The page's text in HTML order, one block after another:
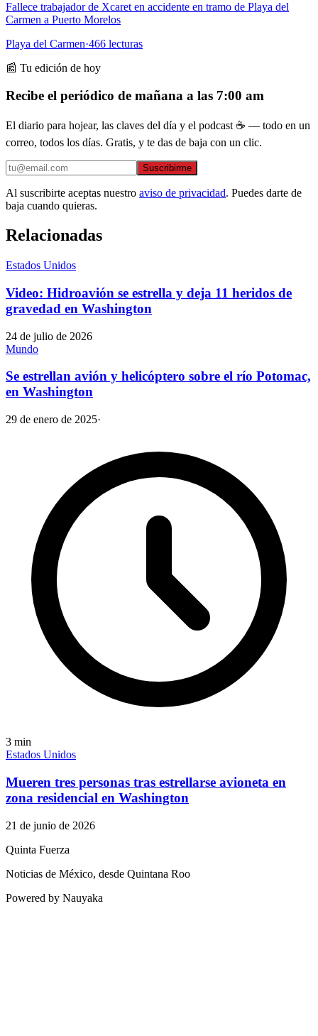
Fallece trabajador de Xcaret en accidente en tramo de Playa del
Carmen a Puerto Morelos
Playa del Carmen·466 lecturas
📰 Tu edición de hoy
Recibe el periódico de mañana a las 7:00 am
El diario para hojear, las claves del día y el podcast ☕ — todo en un
correo, todos los días. Gratis, y te das de baja con un clic.
Suscribirme
Al suscribirte aceptas nuestro aviso de privacidad. Puedes darte de
baja cuando quieras.
Relacionadas
Estados Unidos
Video: Hidroavión se estrella y deja 11 heridos de
gravedad en Washington
24 de julio de 2026
Mundo
Se estrellan avión y helicóptero sobre el río Potomac,
en Washington
29 de enero de 2025·
3 min
Estados Unidos
Mueren tres personas tras estrellarse avioneta en
zona residencial en Washington
21 de junio de 2026
Quinta Fuerza
Noticias de México, desde Quintana Roo
Powered by Nauyaka